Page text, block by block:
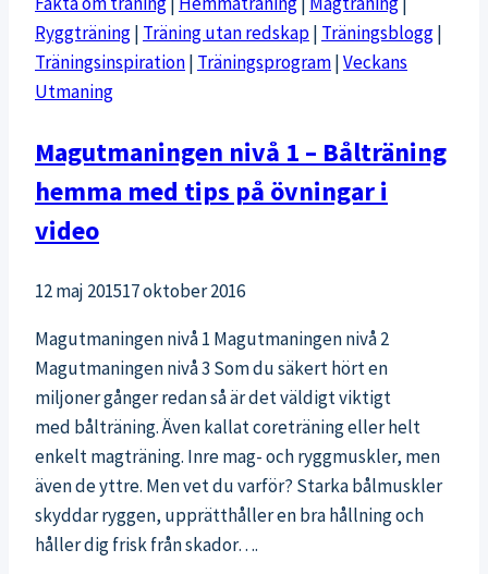
Ryggträning| Träning utan redskap| Träningsblogg|
Träningsinspiration| Träningsprogram|Veckans
Utmaning
Magutmaningen nivå 1 – Bålträning
hemma med tips på övningar i
video
12 maj 201517 oktober 2016
Magutmaningen nivå 1 Magutmaningen nivå 2
Magutmaningen nivå 3 Som du säkert hört en
miljoner gånger redan så är det väldigt viktigt
med bålträning. Även kallat coreträning eller helt
enkelt magträning. Inre mag- och ryggmuskler, men
även de yttre. Men vet du varför? Starka bålmuskler
skyddar ryggen, upprätthåller en bra hållning och
håller dig frisk från skador….